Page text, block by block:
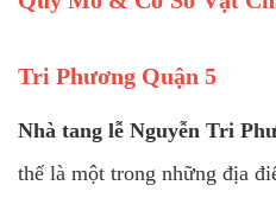
Tri Phương Quận 5
Nhà tang lễ Nguyễn Tri
thế là một trong những địa